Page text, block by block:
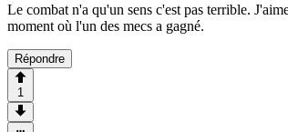
Le combat n'a qu'un sens c'est pas terrible.
moment où l'un des mecs a gagné.
Répondre
1